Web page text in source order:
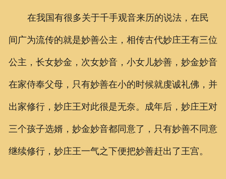
在我国有很多关于千手观音来历的说法，在民
间广为流传的就是妙善公主，相传古代妙庄王有三位
公主，长女妙金，次女妙音，小女儿妙善，妙金妙音
在家侍奉父母，只有妙善在小的时候就虔诚礼佛，并
出家修行，妙庄王对此很是无奈。成年后，妙庄王对
三个孩子选婿，妙金妙音都同意了，只有妙善不同意
继续修行，妙庄王一气之下便把妙善赶出了王宫。